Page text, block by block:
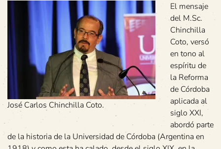
José Carlos Chinchilla Coto.
El mensaje
del M.Sc.
Chinchilla
Coto, versó
en tono al
espíritu de
la Reforma
de Córdoba
aplicada al
siglo XXI,
abordó parte
de la historia de la Universidad de Córdoba (Argentina en